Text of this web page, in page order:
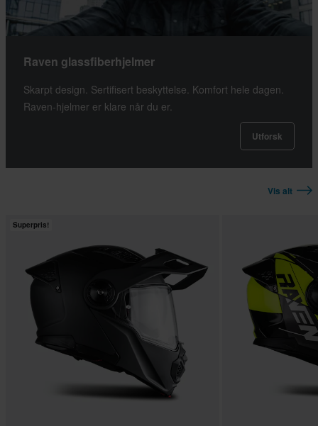
Raven glassfiberhjelmer
Skarpt design. Sertifisert beskyttelse. Komfort hele dagen.
Raven-hjelmer er klare når du er.
Utforsk
Vis alt
Superpris!